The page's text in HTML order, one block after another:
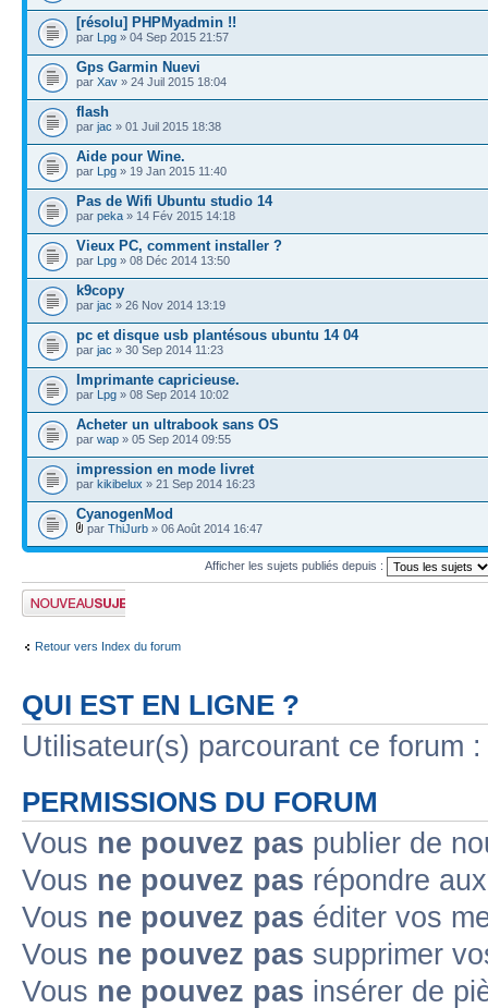
[résolu] PHPMyadmin !!
par Lpg » 04 Sep 2015 21:57
Gps Garmin Nuevi
par Xav » 24 Juil 2015 18:04
flash
par jac » 01 Juil 2015 18:38
Aide pour Wine.
par Lpg » 19 Jan 2015 11:40
Pas de Wifi Ubuntu studio 14
par peka » 14 Fév 2015 14:18
Vieux PC, comment installer ?
par Lpg » 08 Déc 2014 13:50
k9copy
par jac » 26 Nov 2014 13:19
pc et disque usb plantésous ubuntu 14 04
par jac » 30 Sep 2014 11:23
Imprimante capricieuse.
par Lpg » 08 Sep 2014 10:02
Acheter un ultrabook sans OS
par wap » 05 Sep 2014 09:55
impression en mode livret
par kikibelux » 21 Sep 2014 16:23
CyanogenMod
par ThiJurb » 06 Août 2014 16:47
Afficher les sujets publiés depuis :
Publier un nouveau
sujet
Retour vers Index du forum
QUI EST EN LIGNE ?
Utilisateur(s) parcourant ce forum
PERMISSIONS DU FORUM
Vous ne pouvez pas publier de
Vous ne pouvez pas répondre
Vous ne pouvez pas éditer vos
Vous ne pouvez pas supprimer
Vous ne pouvez pas insérer de